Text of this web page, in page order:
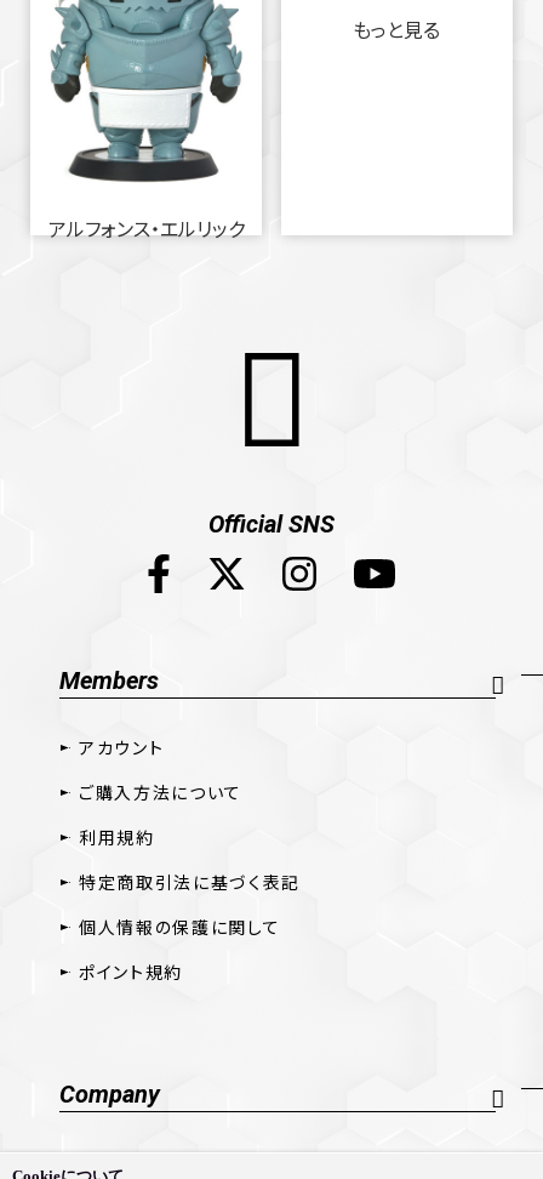
アルフォンス・エルリック
もっと見る
Official SNS
Members
アカウント
ご購入方法について
利用規約
特定商取引法に基づく表記
個人情報の保護に関して
ポイント規約
Company
会社概要